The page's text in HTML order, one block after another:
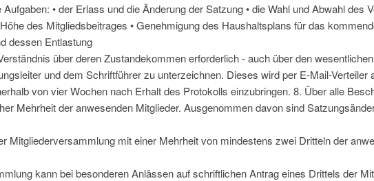
• der Erlass und die Änderung der Satzung • die Wahl und Abwahl des
des Mitgliedsbeitrages • Genehmigung des Haushaltsplans für das
dessen Entlastung
über deren Zustandekommen erforderlich - auch über den
und dem Schriftführer zu unterzeichnen. Dieses wird per E-Mail-Verteiler
von vier Wochen nach Erhalt des Protokolls einzubringen. 8. Über alle
Mehrheit der anwesenden Mitglieder. Ausgenommen davon sind
Mitgliederversammlung mit einer Mehrheit von mindestens zwei Dritteln der
kann bei besonderen Anlässen auf schriftlichen Antrag eines Drittels der